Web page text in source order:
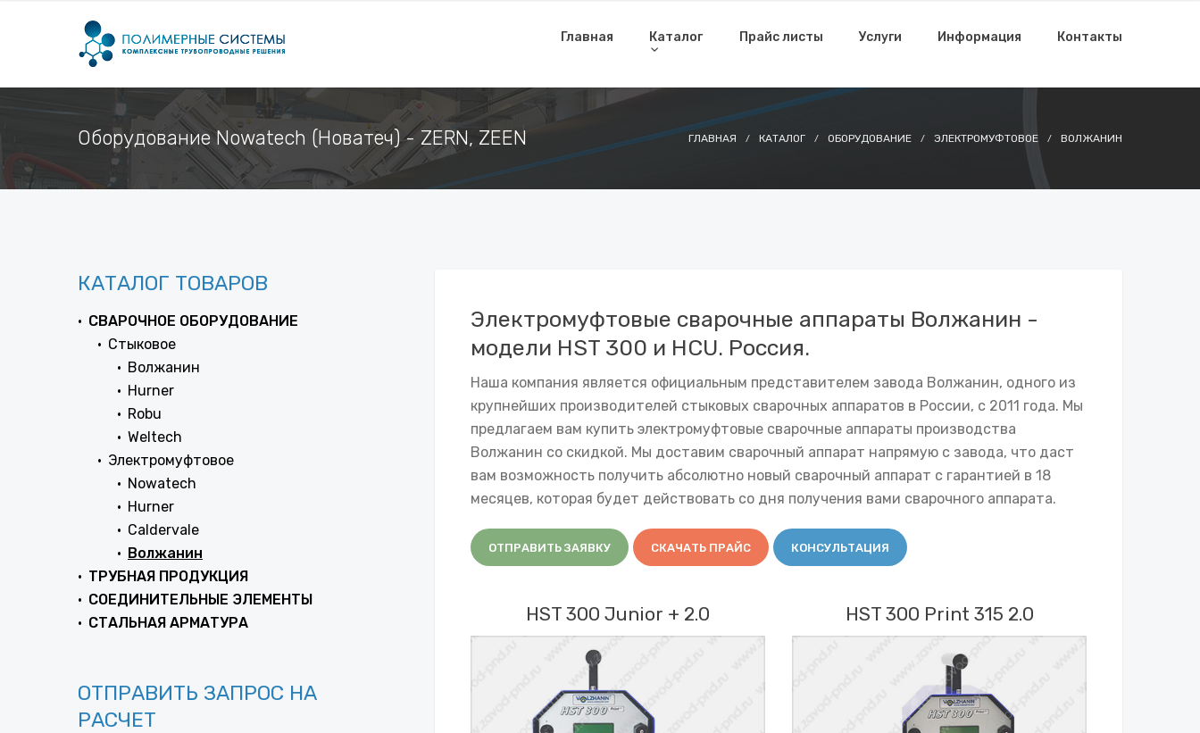
Главная Каталог Прайс листы Услуги Информация Контакты
Оборудование Nowatech (Новатеч) - ZERN, ZEEN ГЛАВНАЯ КАТАЛОГ ОБОРУДОВАНИЕ ЭЛЕКТРОМУФТОВОЕ ВОЛЖАНИН
Электромуфтовые сварочные аппараты Волжанин -
модели HST 300 и HCU. Россия.
Наша компания является официальным представителем завода Волжанин, одного из
крупнейших производителей стыковых сварочных аппаратов в России, с 2011 года. Мы
предлагаем вам купить электромуфтовые сварочные аппараты производства
Волжанин со скидкой. Мы доставим сварочный аппарат напрямую с завода, что даст
вам возможность получить абсолютно новый сварочный аппарат с гарантией в 18
месяцев, которая будет действовать со дня получения вами сварочного аппарата.
ОТПРАВИТЬ ЗАЯВКУ СКАЧАТЬ ПРАЙС КОНСУЛЬТАЦИЯ
HST 300 Junior + 2.0 HST 300 Print 315 2.0
КАТАЛОГ ТОВАРОВ
СВАРОЧНОЕ ОБОРУДОВАНИЕ
Стыковое
Волжанин
Hurner
Robu
Weltech
Электромуфтовое
Nowatech
Hurner
Caldervale
Волжанин
ТРУБНАЯ ПРОДУКЦИЯ
СОЕДИНИТЕЛЬНЫЕ ЭЛЕМЕНТЫ
СТАЛЬНАЯ АРМАТУРА
ОТПРАВИТЬ ЗАПРОС НА
РАСЧЕТ